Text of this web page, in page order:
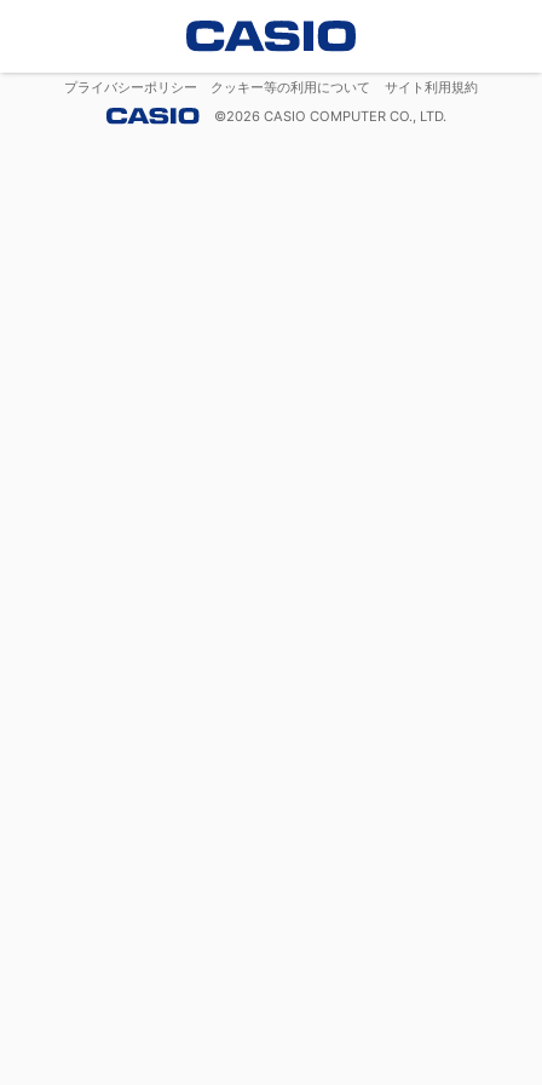
プライバシーポリシー クッキー等の利用について
サイト利用規約
©2026 CASIO COMPUTER CO., LTD.